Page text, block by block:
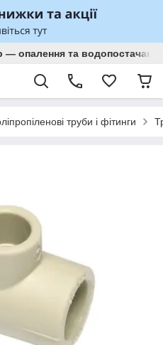
— опалення та водопостачання
труби і фітинги